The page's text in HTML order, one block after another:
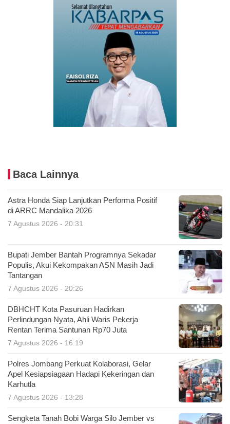
Baca Lainnya
Astra Honda Siap Lanjutkan Performa Positif
di ARRC Mandalika 2026
7 Agustus 2026 - 20:31
Bupati Jember Bantah Programnya Sekadar
Populis, Akui Kekompakan ASN Masih Jadi
Tantangan
7 Agustus 2026 - 20:26
DBHCHT Kota Pasuruan Hadirkan
Perlindungan Nyata, Ahli Waris Pekerja
Rentan Terima Santunan Rp70 Juta
7 Agustus 2026 - 16:19
Polres Jombang Perkuat Kolaborasi, Gelar
Apel Kesiapsiagaan Hadapi Kekeringan dan
Karhutla
7 Agustus 2026 - 13:28
Sengketa Tanah Bobi Warga Silo Jember vs